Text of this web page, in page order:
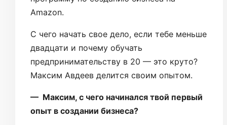
Amazon.
С чего начать свое дело, если тебе меньше
двадцати и почему обучать
предпринимательству в 20 — это круто?
Максим Авдеев делится своим опытом.
— Максим, с чего начинался твой первый
опыт в создании бизнеса?